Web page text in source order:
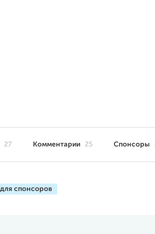
27 Комментарии 25 Спонсоры